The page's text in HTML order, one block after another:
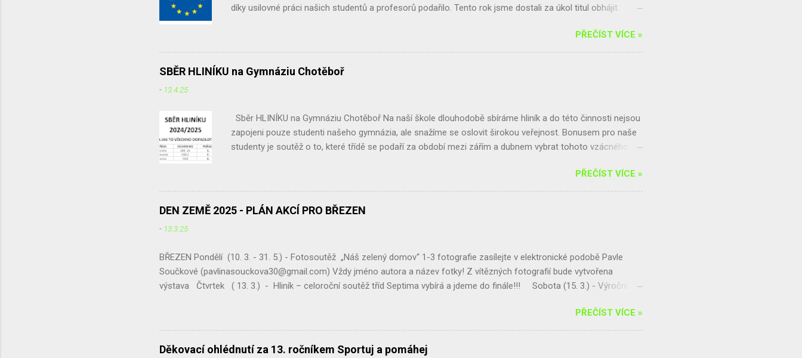
díky usilovné práci našich studentů a profesorů podařilo. Tento rok jsme dostali za úkol titul obhájit
potravin, do kterého jsme se s chutí pustili. Celý projekt jsme zahájili analýzou spotřeby potravin v
domácnostech prostřednictvím dotazníků, které jsme rozdali mezi studenty našeho gymnázia. Tento
dotazník měl odhalit jaké potraviny a kde naše domácnosti nakupují, jestli dbají na původ potravin a
způsob jejich výroby. Zda nějaké potraviny upřednostňují, zda je rozhodující jen cena, nebo také kvalita,
PŘEČÍST VÍCE »
SBĚR HLINÍKU na Gymnáziu Chotěboř
- 13.4.25
Sběr HLINÍKU na Gymnáziu Chotěboř Na naší škole dlouhodobě sbíráme hliník a do této činnosti nejsou
zapojeni pouze studenti našeho gymnázia, ale snažíme se oslovit širokou veřejnost. Bonusem pro naše
studenty je soutěž o to, které třídě se podaří za období mezi zářím a dubnem vybrat tohoto vzácného
sběru. Letos zvítězila třída kvinta , které se podařilo nasbírat neskutečných 204,25 kg . Tu tedy čeká
v červnu zasloužený výlet. Na druhém místě se umístila třída sekunda, která nasbírala 200,2 kg. Jelikož byl
rozdíl mezi těmito třídami opravdu malý, i třída sekunda se za odměnu podívá na výlet. Celkově se vybralo
PŘEČÍST VÍCE »
DEN ZEMĚ 2025 - PLÁN AKCÍ PRO BŘEZEN
- 13.3.25
BŘEZEN Pondělí (10. 3. - 31. 5.) - Fotosoutěž „Náš zelený domov“ 1-3 fotografie zasílejte v elektronické podobě Pavle
Součkové (pavlinasouckova30@gmail.com) Vždy jméno autora a název fotky! Z vítězných fotografií bude vytvořena
výstava Čtvrtek ( 13. 3.) - Hliník – celoroční soutěž tříd Septima vybírá a jdeme do finále!!! Sobota (15. 3.) - Výroční
výtěžek naší největší akce pro veřejnost poputuje hnutí Brontosaurus na nákup stromků pro obnovu naší krajiny Přijď se
pobavit a zároveň podpořit dobrou věc! Pátek (21. 3.) - YPEF 2025 – oblastní kolo v Jihlavě – mladší a starší kategorie
Pondělí (31. 3.) - Krajské kolo Geologické olympiády – Muzeum Vysočiny Jihlava Držte palce! ...
PŘEČÍST VÍCE »
Děkovací ohlédnutí za 13. ročníkem Sportuj a pomáhej